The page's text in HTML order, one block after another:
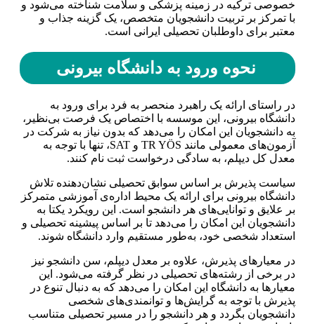
خصوصی ترکیه در زمینه پزشکی و سلامت شناخته می‌شود و
با تمرکز بر تربیت دانشجویان متخصص، یک گزینه جذاب و
معتبر برای داوطلبان تحصیلی ایرانی است.
نحوه ورود به دانشگاه بیرونی
در راستای ارائه یک راهبرد منحصر به فرد برای ورود به
دانشگاه بیرونی، این موسسه با اختصاص یک فرصت بی‌نظیر،
به دانشجویان این امکان را می‌دهد که بدون نیاز به شرکت در
آزمون‌های معمولی مانند TR YÖS و SAT، تنها با توجه به
معدل کل دیپلم، به سادگی درخواست ثبت نام کنند.
سیاست پذیرش بر اساس سوابق تحصیلی نشان‌دهنده تلاش
دانشگاه بیرونی برای ارائه یک محیط اداره‌ی آموزشی متمرکز
بر علایق و توانایی‌های هر دانشجو است. این رویکرد یکتا به
دانشجویان این امکان را می‌دهد تا بر اساس پیشینه تحصیلی و
استعداد شخصی خود، به‌طور مستقیم وارد دانشگاه شوند.
در معیارهای پذیرش، علاوه بر معدل دیپلم، سن دانشجو نیز
در برخی از رشته‌های تحصیلی در نظر گرفته می‌شود. این
معیارها به دانشگاه این امکان را می‌دهد که به دنبال تنوع در
پذیرش با توجه به گرایش‌ها و توانمندی‌های شخصی
دانشجویان بگردد و هر دانشجو را در مسیر تحصیلی متناسب